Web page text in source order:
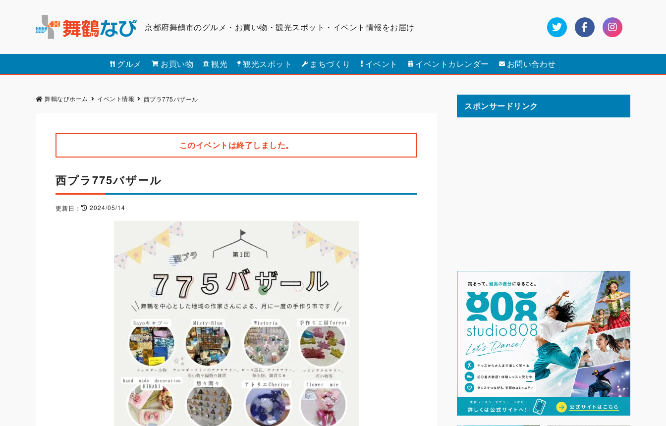
京都府舞鶴市のグルメ・お買い物・観光スポット・ イベント情報をお届け
グルメ お買い物 観光 観光スポット まちづくり イベント イベントカレンダー お問い合わせ
舞鶴なびホーム イベント情報 西プラ775バザール
このイベントは終了しました。
西プラ775バザール
更新日： 2024/05/14
スポンサードリンク